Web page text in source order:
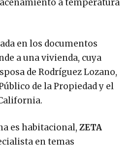
a temperatura
en los documentos
a una vivienda, cuya
de Rodríguez Lozano,
de la Propiedad y el
es habitacional, ZETA
en temas